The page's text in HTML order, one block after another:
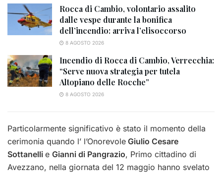
Rocca di Cambio, volontario assalito
dalle vespe durante la bonifica
dell’incendio: arriva l’elisoccorso
8 AGOSTO 2026
Incendio di Rocca di Cambio, Verrecchia:
“Serve nuova strategia per tutela
Altopiano delle Rocche”
8 AGOSTO 2026
Particolarmente significativo è stato il momento della
cerimonia quando l’ l’Onorevole Giulio Cesare
Sottanelli e Gianni di Pangrazio, Primo cittadino di
Avezzano, nella giornata del 12 maggio hanno svelato